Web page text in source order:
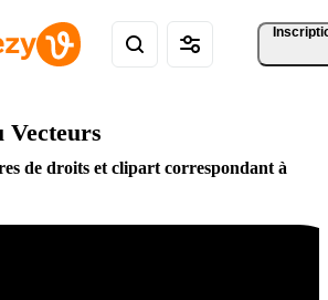
Vecteurs
de droits et clipart correspondant à